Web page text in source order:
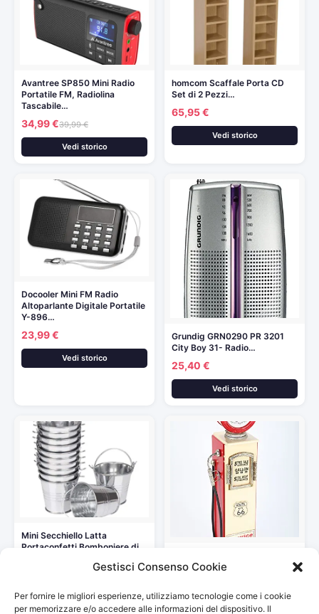
Gestisci Consenso Cookie
Per fornire le migliori esperienze, utilizziamo tecnologie come i cookie
per memorizzare e/o accedere alle informazioni del dispositivo. Il
Avantree SP850 Mini Radio
Portatile FM, Radiolina
Tascabile…
34,99 €39,99 €
Vedi storico
homcom Scaffale Porta CD
Set di 2 Pezzi…
65,95 €
Vedi storico
Docooler Mini FM Radio
Altoparlante Digitale Portatile
Y-896…
23,99 €
Vedi storico
Grundig GRN0290 PR 3201
City Boy 31- Radio…
25,40 €
Vedi storico
Mini Secchiello Latta
Portaconfetti Bomboniere di
Vedi storico
CD, Aspetto retrò, a…
Vedi storico